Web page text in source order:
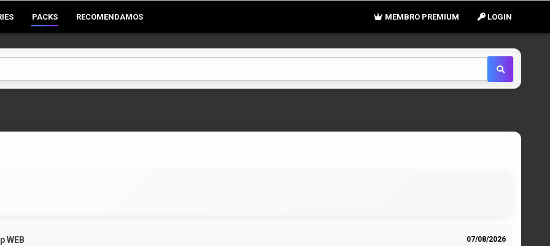
PACKS RECOMENDAMOS LOGIN
MEMBRO PREMIUM
WEB 07/08/2026